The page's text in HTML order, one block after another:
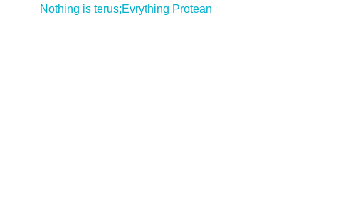
Nothing is terus;Evrything Protean